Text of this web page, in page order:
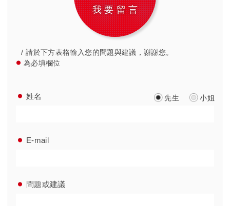
我要留言
請於下方表格輸入您的問題與建議，謝謝您。
為必填欄位
姓名 先生 小姐
E-mail
問題或建議